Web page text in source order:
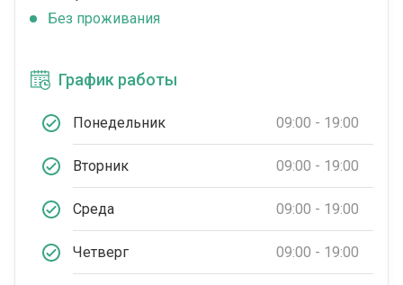
Без проживания
График работы
Понедельник 09:00 - 19:00
Вторник 09:00 - 19:00
Среда 09:00 - 19:00
Четверг 09:00 - 19:00